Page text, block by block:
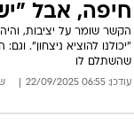
חיפה, אבל
הקשר שומר על יציבות,
"יכולנו להוציא ניצחון".
שהשתלם לו
עודכן: 06:55 22/09/2025